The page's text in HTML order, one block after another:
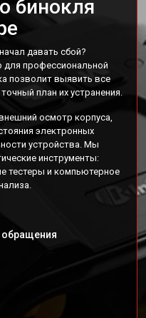
бинокля
давать сбой?
для профессиональной
позволит выявить все
план их устранения.
осмотр корпуса,
электронных
устройства. Мы
инструменты:
тестеры и компьютерное
обращения